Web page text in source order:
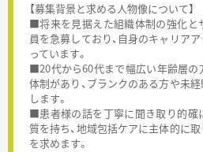
【募集背景と求める人物像について】
■将来を見据えた組織体制の強化と
員を急募しており、自身のキャリア
っています。
■20代から60代まで幅広い年齢層の
体制があり、ブランクのある方や未
します。
■患者様の話を丁寧に聞き取り的確
質を持ち、地域包括ケアに主体的に
を求めます。